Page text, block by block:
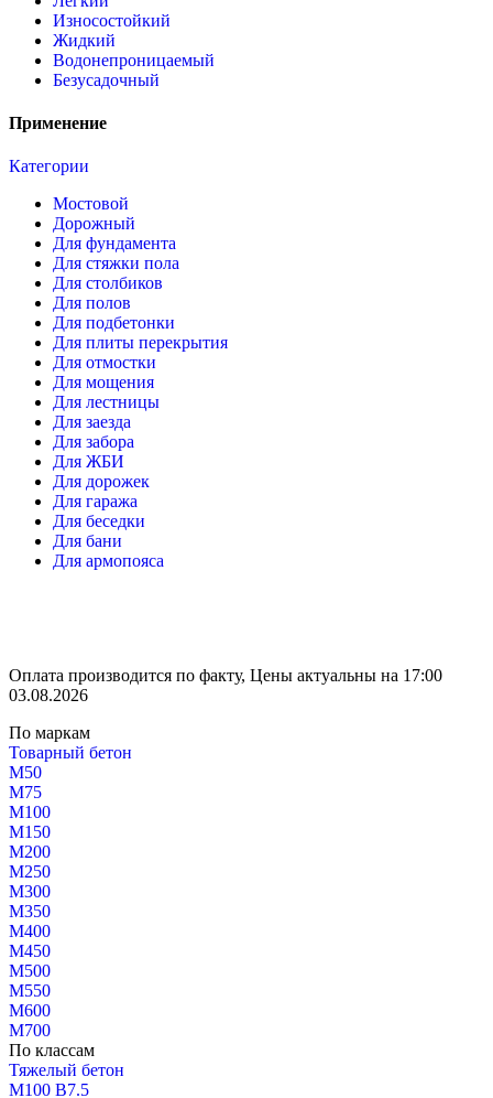
Износостойкий
Жидкий
Водонепроницаемый
Безусадочный
Применение
Категории
Мостовой
Дорожный
Для фундамента
Для стяжки пола
Для столбиков
Для полов
Для подбетонки
Для плиты перекрытия
Для отмостки
Для мощения
Для лестницы
Для заезда
Для забора
Для ЖБИ
Для дорожек
Для гаража
Для беседки
Для бани
Для армопояса
Оплата производится по факту, Цены актуальны на 17:00
03.08.2026
По маркам
Товарный бетон
М50
М75
М100
М150
М200
М250
М300
М350
М400
М450
М500
М550
М600
М700
По классам
Тяжелый бетон
М100 В7.5